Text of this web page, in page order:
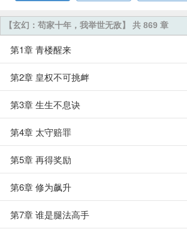
【玄幻：苟家十年，我举世无敌】 共 869 章
第1章 青楼醒来
第2章 皇权不可挑衅
第3章 生生不息诀
第4章 太守赔罪
第5章 再得奖励
第6章 修为飙升
第7章 谁是腿法高手